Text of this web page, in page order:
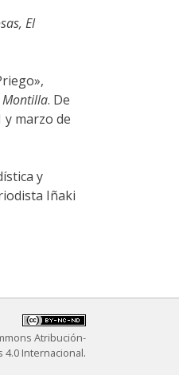
El
Montilla. De
marzo de
y
Iñaki
Atribución-
4.0 Internacional.